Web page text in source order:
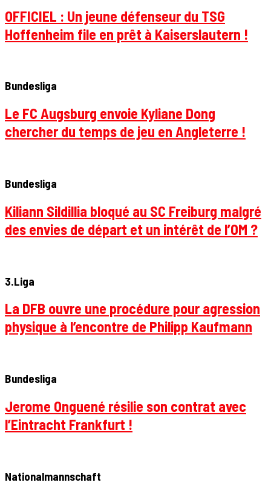
OFFICIEL : Un jeune défenseur du TSG
Hoffenheim file en prêt à Kaiserslautern !
Bundesliga
Le FC Augsburg envoie Kyliane Dong
chercher du temps de jeu en Angleterre !
Bundesliga
Kiliann Sildillia bloqué au SC Freiburg malgré
des envies de départ et un intérêt de l’OM ?
3.Liga
La DFB ouvre une procédure pour agression
physique à l’encontre de Philipp Kaufmann
Bundesliga
Jerome Onguené résilie son contrat avec
l’Eintracht Frankfurt !
Nationalmannschaft